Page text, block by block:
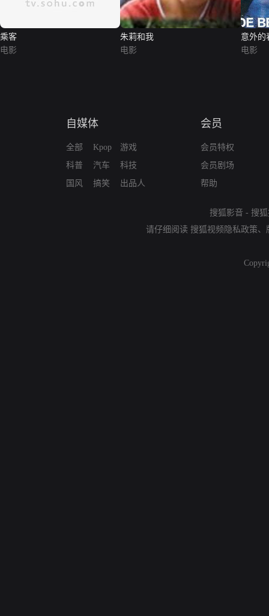
乘客
电影
朱莉和我
电影
意外的
电影
自媒体
全部
科普
国风
Kpop
汽车
搞笑
游戏
科技
出品人
会员
会员特权
会员剧场
帮助
搜狐影音 - 搜
请仔细阅读 搜狐视频隐私政策、